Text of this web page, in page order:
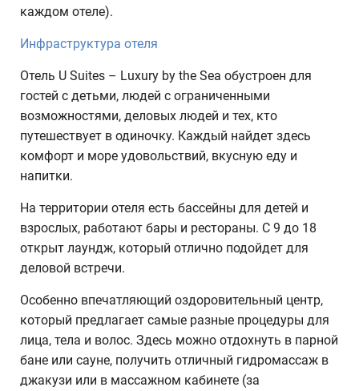
каждом отеле).
Инфраструктура отеля
Отель U Suites – Luxury by the Sea обустроен для
гостей с детьми, людей с ограниченными
возможностями, деловых людей и тех, кто
путешествует в одиночку. Каждый найдет здесь
комфорт и море удовольствий, вкусную еду и
напитки.
На территории отеля есть бассейны для детей и
взрослых, работают бары и рестораны. С 9 до 18
открыт лаундж, который отлично подойдет для
деловой встречи.
Особенно впечатляющий оздоровительный центр,
который предлагает самые разные процедуры для
лица, тела и волос. Здесь можно отдохнуть в парной
бане или сауне, получить отличный гидромассаж в
джакузи или в массажном кабинете (за